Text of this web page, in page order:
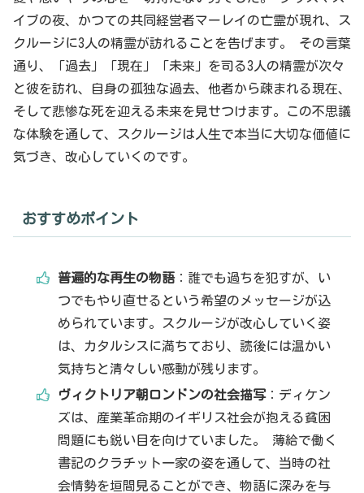
イブの夜、かつての共同経営者マーレイの亡霊が現れ、ス
クルージに3人の精霊が訪れることを告げます。 その言葉
通り、「過去」「現在」「未来」を司る3人の精霊が次々
と彼を訪れ、自身の孤独な過去、他者から疎まれる現在、
そして悲惨な死を迎える未来を見せつけます。この不思議
な体験を通して、スクルージは人生で本当に大切な価値に
気づき、改心していくのです。
おすすめポイント
普遍的な再生の物語：誰でも過ちを犯すが、い
つでもやり直せるという希望のメッセージが込
められています。スクルージが改心していく姿
は、カタルシスに満ちており、読後には温かい
気持ちと清々しい感動が残ります。
ヴィクトリア朝ロンドンの社会描写：ディケン
ズは、産業革命期のイギリス社会が抱える貧困
問題にも鋭い目を向けていました。 薄給で働く
書記のクラチット一家の姿を通して、当時の社
会情勢を垣間見ることができ、物語に深みを与